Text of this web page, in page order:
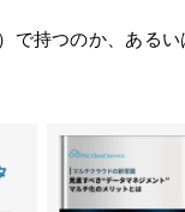
で持つのか、ある